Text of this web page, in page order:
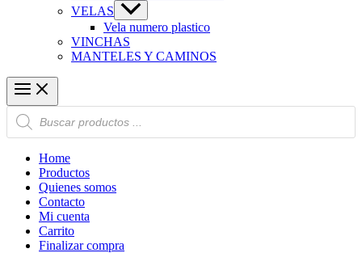
VELAS
Vela numero plastico
VINCHAS
MANTELES Y CAMINOS
Búsqueda
de
productos
Home
Productos
Quienes somos
Contacto
Mi cuenta
Carrito
Finalizar compra